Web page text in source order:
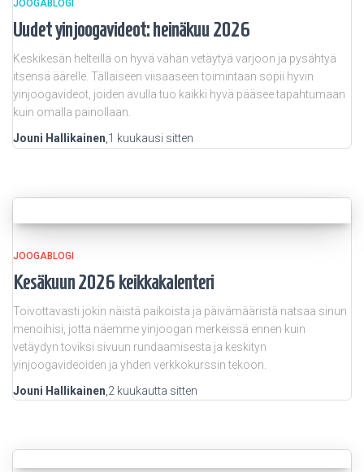
JOOGABLOGI
Uudet yinjoogavideot: heinäkuu 2026
Keskikesän helteillä on hyvä vähän vetäytyä varjoon ja pysähtyä
itsensä äärelle. Tällaiseen viisaaseen toimintaan sopii hyvin
yinjoogavideot, joiden avulla tuo kaikki hyvä pääsee tapahtumaan
kuin omalla painollaan.
Jouni Hallikainen,1 kuukausi sitten
JOOGABLOGI
Kesäkuun 2026 keikkakalenteri
Toivottavasti jokin näistä paikoista ja päivämääristä natsaa sinun
menoihisi, jotta näemme yinjoogan merkeissä ennen kuin
vetäydyn toviksi sivuun rundaamisesta ja keskityn
yinjoogavideoiden ja yhden verkkokurssin tekoon.
Jouni Hallikainen,2 kuukautta sitten